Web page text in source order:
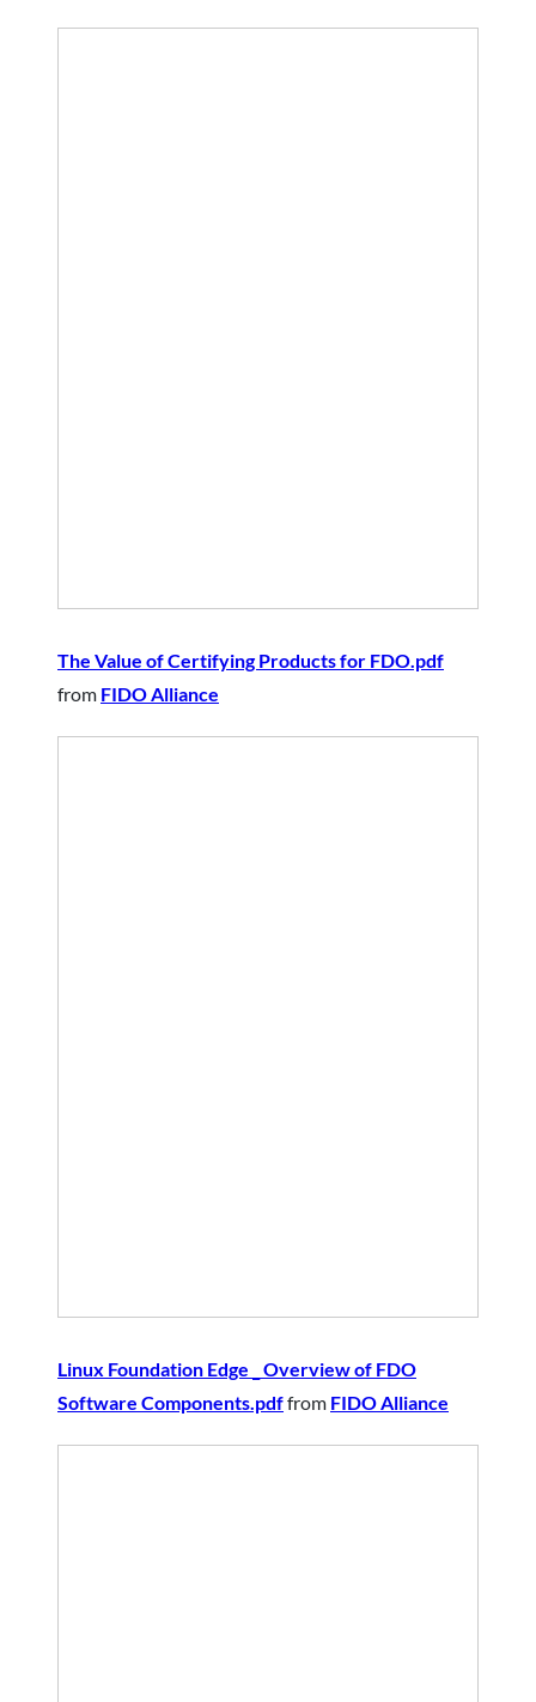
The Value of Certifying Products for FDO.pdf
from FIDO Alliance
Linux Foundation Edge _ Overview of FDO
Software Components.pdffrom FIDO Alliance